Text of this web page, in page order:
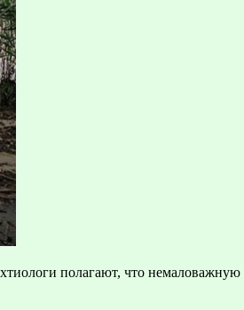
полагают, что немаловажную